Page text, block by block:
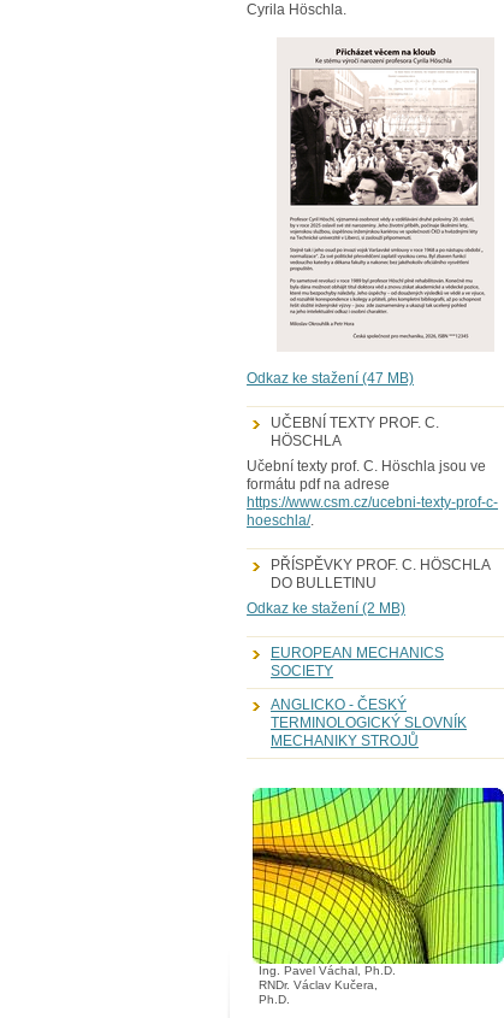
Cyrila Höschla.
Odkaz ke stažení (47 MB)
UČEBNÍ TEXTY PROF. C.
HÖSCHLA
Učební texty prof. C. Höschla jsou ve
formátu pdf na adrese
https://www.csm.cz/ucebni-texty-prof-c-
hoeschla/.
PŘÍSPĚVKY PROF. C. HÖSCHLA
DO BULLETINU
Odkaz ke stažení (2 MB)
EUROPEAN MECHANICS
SOCIETY
ANGLICKO - ČESKÝ
TERMINOLOGICKÝ SLOVNÍK
MECHANIKY STROJŮ
Ing. Pavel Váchal, Ph.D.
RNDr. Václav Kučera,
Ph.D.